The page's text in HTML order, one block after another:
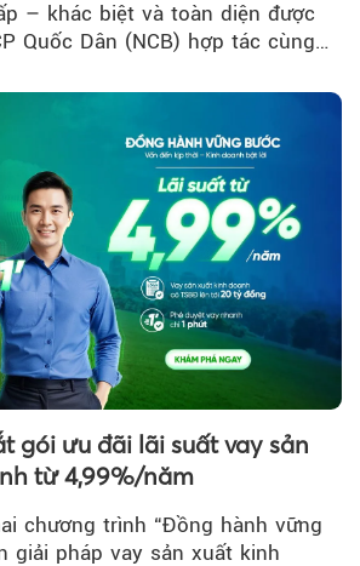
– khác biệt và toàn diện được
Quốc Dân (NCB) hợp tác cùng
gói ưu đãi lãi suất vay sản
từ 4,99%/năm
chương trình “Đồng hành vững
giải pháp vay sản xuất kinh